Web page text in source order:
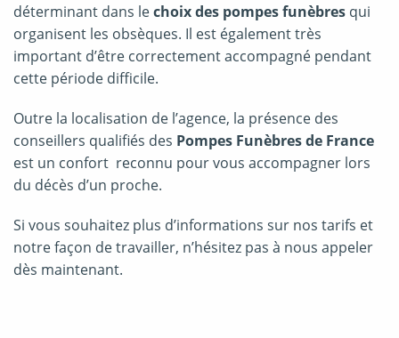
déterminant dans lechoix des pompes funèbres qui
organisent les obsèques. Il est également très
important d’être correctement accompagné pendant
cette période difficile.
Outre la localisation de l’agence, la présence des
conseillers qualifiés des Pompes Funèbres de France
est un confort reconnu pour vous accompagner lors
du décès d’un proche.
Si vous souhaitez plus d’informations sur nos tarifs et
notre façon de travailler, n’hésitez pas à nous appeler
dès maintenant.